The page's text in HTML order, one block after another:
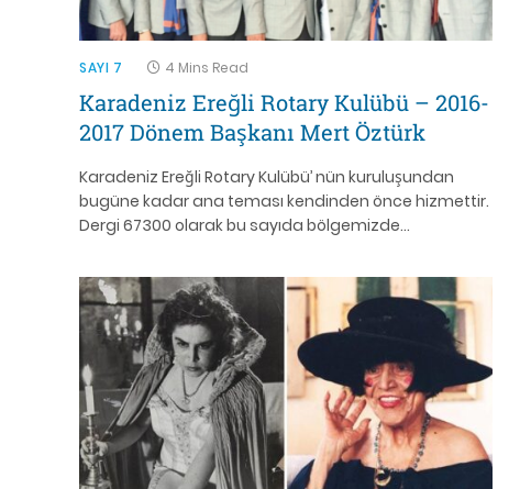
SAYI 7 4 Mins Read
Karadeniz Ereğli Rotary Kulübü – 2016-
2017 Dönem Başkanı Mert Öztürk
Karadeniz Ereğli Rotary Kulübü’ nün kuruluşundan
bugüne kadar ana teması kendinden önce hizmettir.
Dergi 67300 olarak bu sayıda bölgemizde…